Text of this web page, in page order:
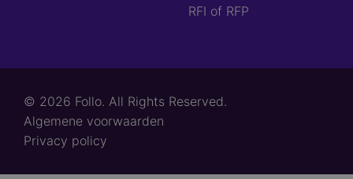
RFI of RFP
© 2026 Follo. All Rights Reserved.
Footer
links
Algemene voorwaarden
Privacy policy